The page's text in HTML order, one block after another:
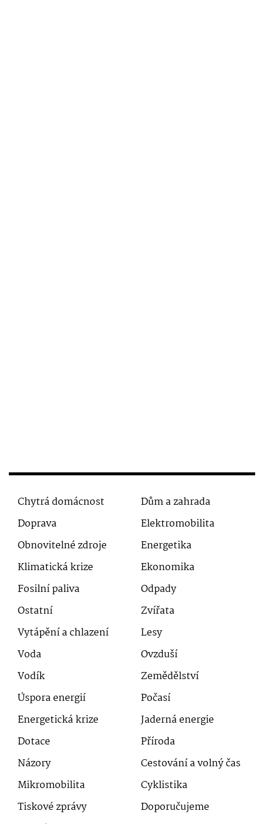
Chytrá domácnost
Dům a zahrada
Doprava
Elektromobilita
Obnovitelné zdroje
Energetika
Klimatická krize
Ekonomika
Fosilní paliva
Odpady
Ostatní
Zvířata
Vytápění a chlazení
Lesy
Voda
Ovzduší
Vodík
Zemědělství
Úspora energií
Počasí
Energetická krize
Jaderná energie
Dotace
Příroda
Názory
Cestování a volný čas
Mikromobilita
Cyklistika
Tiskové zprávy
Doporučujeme